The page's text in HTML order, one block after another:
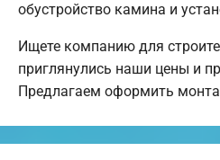
обустройство камина и
Ищете компанию для
приглянулись наши цены и
Предлагаем оформить